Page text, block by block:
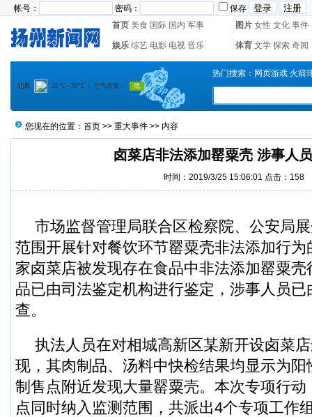
帐号： 密码：
保存
首页 美食 国际 国内 军事 图片 女性 文化 事件
娱乐 综艺 电影 电视 音乐 体育 文学 探索 奇闻
热门搜索： 网页游戏 火箭
您现在的位置： 首页 >> 重大事件 >> 内容
卤菜店非法添加罂粟壳 涉事人
时间：2019/3/25 15:06:01 点击： 158
市场监督管理局联合区检察院、公安局
范围开展针对餐饮环节罂粟壳非法添加行
家卤菜店被发现存在食品中非法添加罂粟
品已由司法鉴定机构进行鉴定，涉事人员
查。
执法人员在对相城高新区某新开设卤菜
现，其肉制品、汤料中快检结果均显示为
制售点附近发现大量罂粟壳。本次专项行
点同时纳入监测范围，共派出4个专项工作